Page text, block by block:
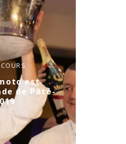
est
de Pâté-